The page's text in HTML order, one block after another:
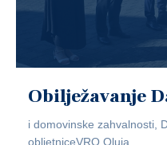
Obilježavanje
i domovinske zahvalnosti,
obljetniceVRO Oluja